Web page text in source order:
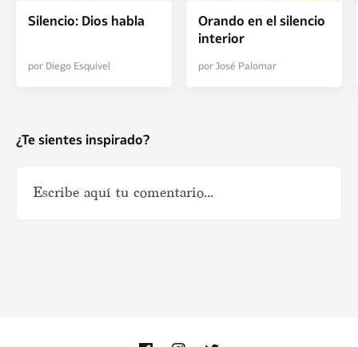
Silencio: Dios habla
por Diego Esquivel
Orando en el silencio
interior
por José Palomar
¿Te sientes inspirado?